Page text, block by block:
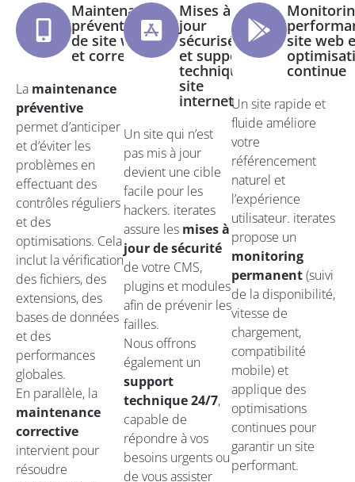
Maintenance
préventive
de site web
et corrective
La maintenance
préventive
permet d’anticiper
et d’éviter les
problèmes en
effectuant des
contrôles réguliers
et des
optimisations. Cela
inclut la vérification
des fichiers, des
extensions, des
bases de données
et des
performances
globales.
En parallèle, la
maintenance
corrective
intervient pour
résoudre
Mises à
jour
sécurisées
et support
technique
site
internet
Un site qui n’est
pas mis à jour
devient une cible
facile pour les
hackers. iterates
assure les mises à
jour de sécurité
de votre CMS,
plugins et modules
afin de prévenir les
failles.
Nous offrons
également un
support
technique 24/7,
capable de
répondre à vos
besoins urgents ou
de vous assister
site web
continue
Un site rapide et
fluide améliore
votre
référencement
naturel et
l’expérience
utilisateur. iterates
propose un
monitoring
permanent(suivi
de la disponibilité,
vitesse de
chargement,
compatibilité
mobile) et
applique des
optimisations
continues pour
garantir un site
performant.